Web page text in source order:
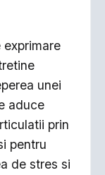
exprimare
unei
aduce
prin
pentru
de stres si